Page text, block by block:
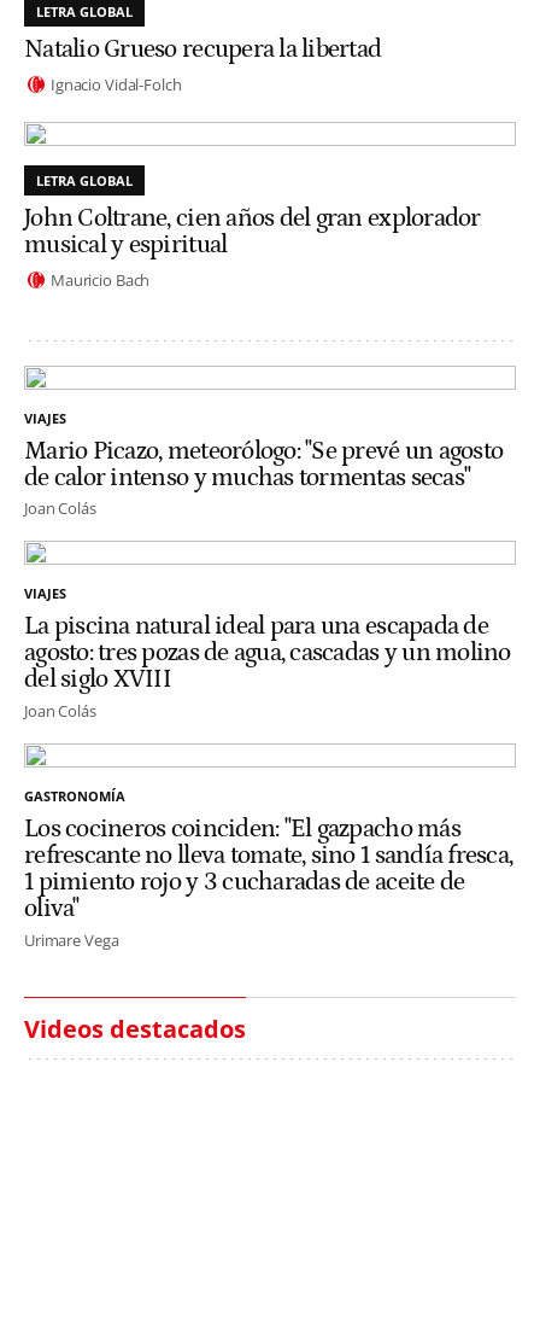
LETRA GLOBAL
Natalio Grueso recupera la libertad
Ignacio Vidal-Folch
LETRA GLOBAL
John Coltrane, cien años del gran explorador
musical y espiritual
Mauricio Bach
VIAJES
Mario Picazo, meteorólogo: "Se prevé un agosto
de calor intenso y muchas tormentas secas"
Joan Colás
VIAJES
La piscina natural ideal para una escapada de
agosto: tres pozas de agua, cascadas y un molino
del siglo XVIII
Joan Colás
GASTRONOMÍA
Los cocineros coinciden: "El gazpacho más
refrescante no lleva tomate, sino 1 sandía fresca,
1 pimiento rojo y 3 cucharadas de aceite de
oliva"
Urimare Vega
Videos destacados